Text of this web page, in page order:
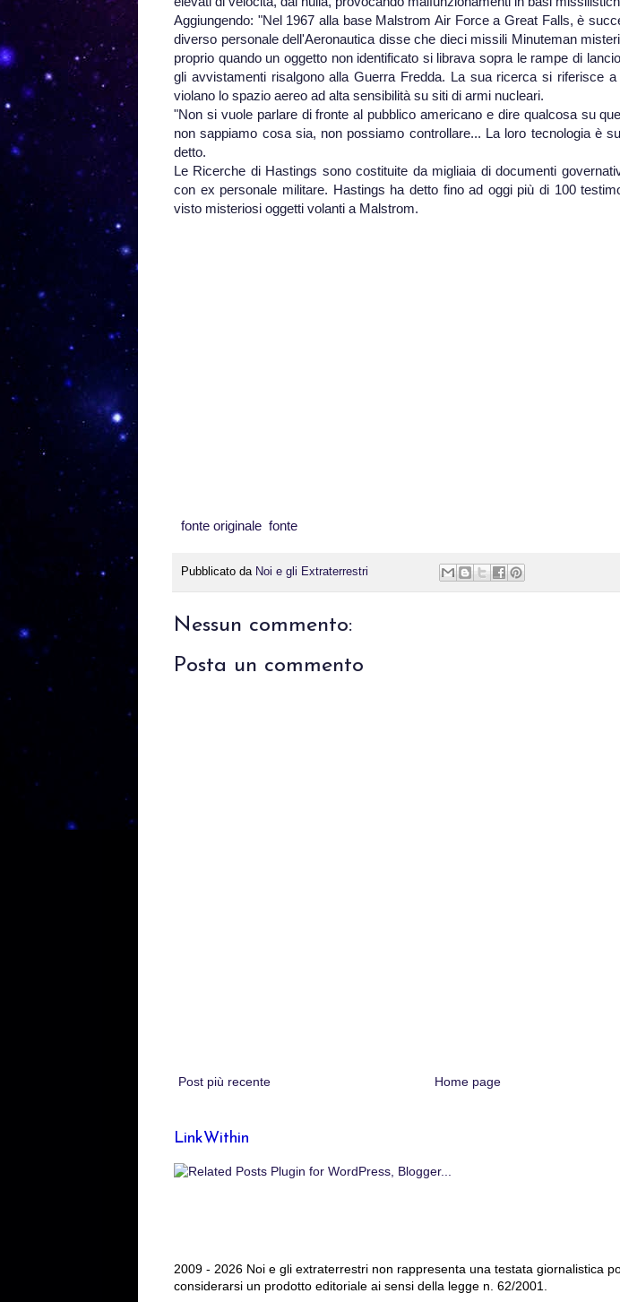
Aggiungendo: "Nel 1967 alla base Malstrom Air Force a Great Falls, è
diverso personale dell'Aeronautica disse che dieci missili Minuteman
proprio quando un oggetto non identificato si librava sopra le rampe di
gli avvistamenti risalgono alla Guerra Fredda. La sua ricerca si riferisce
violano lo spazio aereo ad alta sensibilità su siti di armi nucleari.
"Non si vuole parlare di fronte al pubblico americano e dire qualcosa su
non sappiamo cosa sia, non possiamo controllare... La loro tecnologia è
detto.
Le Ricerche di Hastings sono costituite da migliaia di documenti
con ex personale militare. Hastings ha detto fino ad oggi più di 100
visto misteriosi oggetti volanti a Malstrom.
fonte originale fonte
Pubblicato da Noi e gli Extraterrestri
Nessun commento:
Posta un commento
Post più recente Home page
LinkWithin
2009 - 2026 Noi e gli extraterrestri non rappresenta una testata giornalistica
considerarsi un prodotto editoriale ai sensi della legge n. 62/2001.